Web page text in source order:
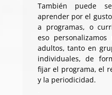
También puede
aprender por el
a programas, o
eso
adultos, tanto en
individuales, de
fijar el programa, el
y la periodicidad.